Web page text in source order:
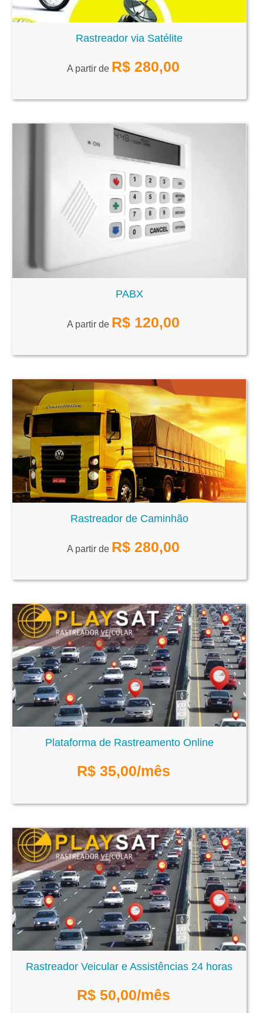
Rastreador via Satélite
A partir de R$ 280,00
PABX
A partir de R$ 120,00
Rastreador de Caminhão
A partir de R$ 280,00
Plataforma de Rastreamento Online
R$ 35,00/mês
Rastreador Veicular e Assistências 24 horas
R$ 50,00/mês